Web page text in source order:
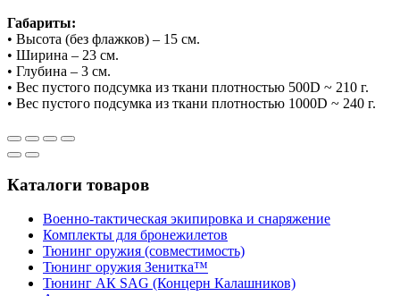
Габариты:
• Высота (без флажков) – 15 см.
• Ширина – 23 см.
• Глубина – 3 см.
• Вес пустого подсумка из ткани плотностью 500D ~ 210 г.
• Вес пустого подсумка из ткани плотностью 1000D ~ 240 г.
Каталоги товаров
Военно-тактическая экипировка и снаряжение
Комплекты для бронежилетов
Тюнинг оружия (совместимость)
Тюнинг оружия Зенитка™
Тюнинг АК SAG (Концерн Калашников)